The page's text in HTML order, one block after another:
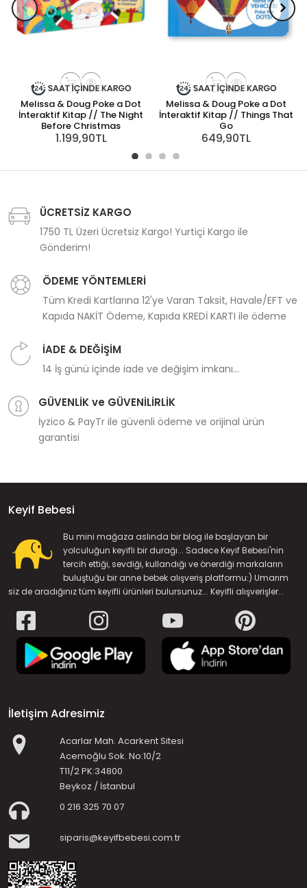
Melissa & Doug Poke a Dot
İnteraktif Kitap // The Night
Before Christmas
1.199,90TL
Melissa & Doug Poke a Dot
İnteraktif Kitap // Things That
Go
649,90TL
ÜCRETSİZ KARGO
1750 TL Üzeri Ücretsiz Kargo! Yurtiçi Kargo ile
Gönderim!
ÖDEME YÖNTEMLERİ
Tüm Kredi Kartlarına 12'ye Varan Taksit, Havale/EFT ve
Kapıda NAKİT Ödeme, Kapıda KREDİ KARTI ile ödeme
İADE & DEĞİŞİM
14 İş günü içinde iade ve değişim imkanı...
GÜVENLİK ve GÜVENİLİRLİK
İyzico & PayTr ile güvenli ödeme ve orijinal ürün
garantisi
Keyif Bebesi
Bu mini mağaza aslında bir blog ile başlayan bir
yolculuğun keyifli bir durağı... Sadece Keyif Bebesi'nin
tercih ettiği, sevdiği, kullandığı ve önerdiği markaların
buluştuğu bir anne bebek alışveriş platformu:) Umarım
siz de aradığınız tüm keyifli ürünleri bulursunuz... Keyifli alışverişler...
İletişim Adresimiz
Acarlar Mah. Acarkent Sitesi
Acemoğlu Sok. No:10/2
T11/2 PK:34800
Beykoz / İstanbul
0 216 325 70 07
siparis@keyifbebesi.com.tr